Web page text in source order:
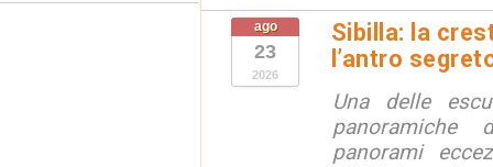
ago
23
2026
Sibilla: la
l’antro
Una delle
panorami